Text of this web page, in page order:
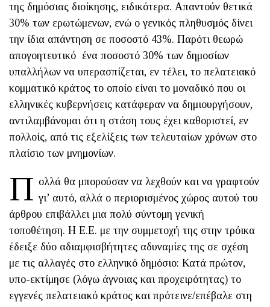
της δημόσιας διοίκησης, ειδικότερα. Απαντούν θετικά
30% των ερωτώμενων, ενώ ο γενικός πληθυσμός δίνει
την ίδια απάντηση σε ποσοστό 43%. Παρότι θεωρώ
απογοητευτικό ένα ποσοστό 30% των δημοσίων
υπαλλήλων να υπερασπίζεται, εν τέλει, το πελατειακό
κομματικό κράτος το οποίο είναι το μοναδικό που οι
ελληνικές κυβερνήσεις κατάφεραν να δημιουργήσουν,
αντιλαμβάνομαι ότι η στάση τους έχει καθοριστεί, εν
πολλοίς, από τις εξελίξεις των τελευταίων χρόνων στο
πλαίσιο των μνημονίων.
Π ολλά θα μπορούσαν να λεχθούν και να γραφτούν
γι’ αυτό, αλλά ο περιορισμένος χώρος αυτού του
άρθρου επιβάλλει μια πολύ σύντομη γενική
τοποθέτηση. Η Ε.Ε. με την συμμετοχή της στην τρόικα
έδειξε δύο αδιαμφισβήτητες αδυναμίες της σε σχέση
με τις αλλαγές στο ελληνικό δημόσιο: Κατά πρώτον,
υπο-εκτίμησε (λόγω άγνοιας και προχειρότητας) το
εγγενές πελατειακό κράτος και πρότεινε/επέβαλε στη